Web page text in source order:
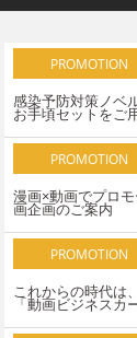
PROMOTION
感染予防対策ノベ
お手頃セットをご
PROMOTION
漫画×動画でプロ
画企画のご案内
PROMOTION
これからの時代は
「動画ビジネスカ